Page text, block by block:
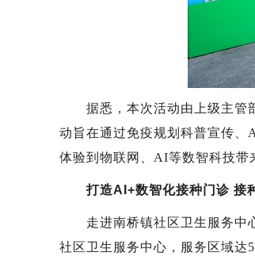
据悉，本次活动由上级主管部
动旨在通过免疫规划科普宣传、
体验到物联网、AI等数智科技带
打造AI+数智化接种门诊 接
走进南桥镇社区卫生服务中心
社区卫生服务中心，服务区域达